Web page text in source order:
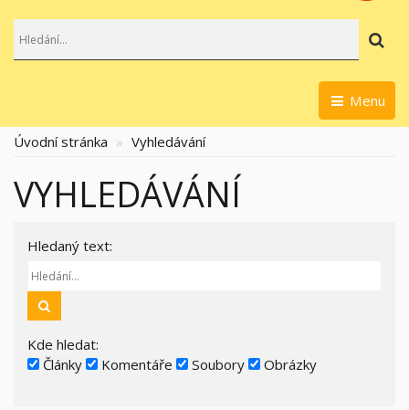
Menu
Úvodní stránka Vyhledávání
VYHLEDÁVÁNÍ
Hledaný text:
Kde hledat:
Články
Komentáře Soubory Obrázky